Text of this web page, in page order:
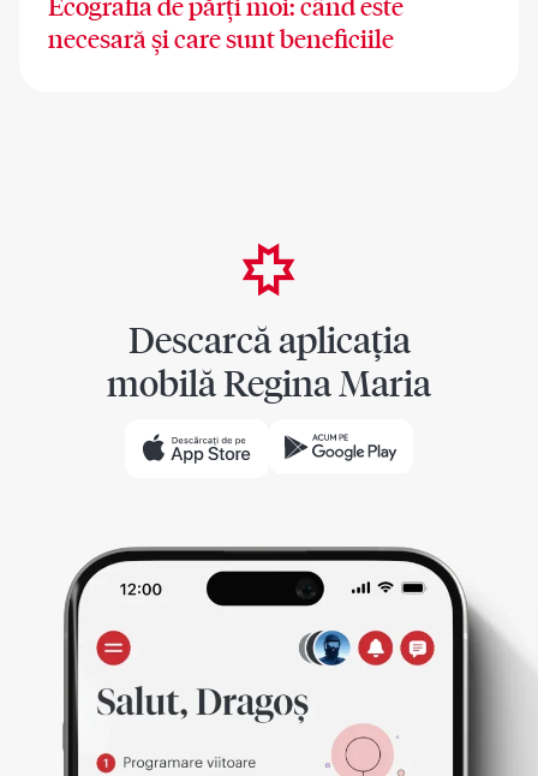
Ecografia de părți moi: când este
necesară și care sunt beneficiile
Descarcă aplicația
mobilă Regina Maria